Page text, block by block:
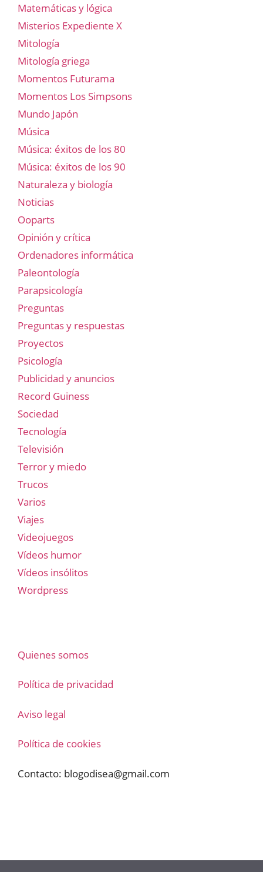
Matemáticas y lógica
Misterios Expediente X
Mitología
Mitología griega
Momentos Futurama
Momentos Los Simpsons
Mundo Japón
Música
Música: éxitos de los 80
Música: éxitos de los 90
Naturaleza y biología
Noticias
Ooparts
Opinión y crítica
Ordenadores informática
Paleontología
Parapsicología
Preguntas
Preguntas y respuestas
Proyectos
Psicología
Publicidad y anuncios
Record Guiness
Sociedad
Tecnología
Televisión
Terror y miedo
Trucos
Varios
Viajes
Videojuegos
Vídeos humor
Vídeos insólitos
Wordpress
Quienes somos
Política de privacidad
Aviso legal
Política de cookies
Contacto: blogodisea@gmail.com